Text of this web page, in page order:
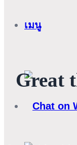
เมนู
Great